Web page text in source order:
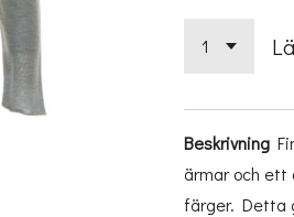
Beskrivning
ärmar och ett
färger. Detta